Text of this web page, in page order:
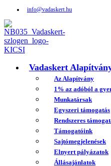
info@vadaskert.hu
Vadaskert
Az Alapítvány
1% az adóból a
Munkatársak
Egyszeri támogatás
Rendszeres
Támogatóink
Sajtómegjelenések
Elnyert pályázatok
Állásajánlatok